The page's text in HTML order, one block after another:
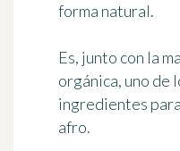
forma natural.
Es, junto con la
orgánica, uno de
ingredientes
afro.